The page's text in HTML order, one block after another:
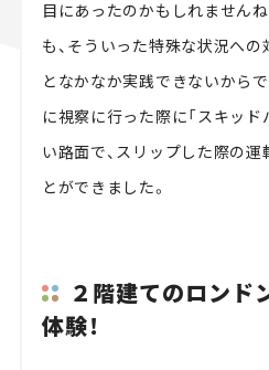
目にあったのかもしれません
も、そういった特殊な状況への
となかなか実践できないから
に視察に行った際に「スキッ
い路面で、スリップした際の
とができました。
２階建てのロンド
体験！